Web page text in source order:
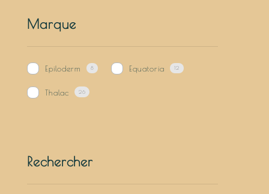
Marque
Epiloderm 8 Equatoria 12
Thalac 26
Rechercher